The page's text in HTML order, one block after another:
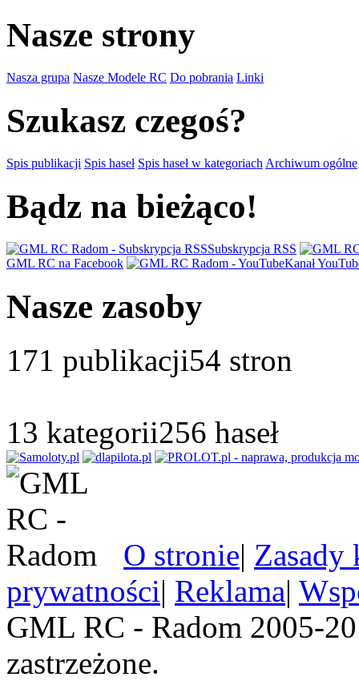
Nasze strony
Nasza grupa Nasze Modele RC Do pobrania Linki
Szukasz czegoś?
Spis publikacji Spis haseł Spis haseł w kategoriach Archiwum ogólne
Bądz na bieżąco!
Subskrypcja RSS
GML RC na Facebook
Kanał
Nasze zasoby
171 publikacji54 stron
13 kategorii256 haseł
O stronie| Zasady
prywatności| Reklama|
GML RC - Radom 2005-
zastrzeżone.